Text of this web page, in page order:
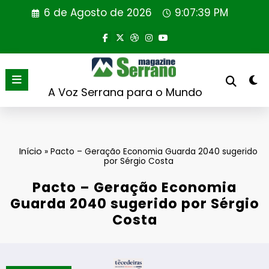
6 de Agosto de 2026 9:07:40 PM
A Voz Serrana para o Mundo
Início »Pacto – Geração Economia Guarda 2040 sugerido
por Sérgio Costa
Pacto – Geração Economia
Guarda 2040 sugerido por Sérgio
Costa